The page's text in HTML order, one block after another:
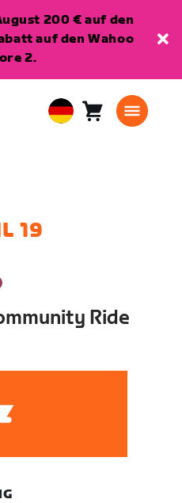
200 € auf den
auf den Wahoo
2.
EuropeanWarenkorb
19
Ride